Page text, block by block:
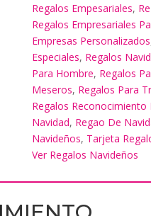
Regalos Empesariales,
Regalos Empresariales
Empresas Personalizados
Especiales, Regalos
Para Hombre, Regalos
Meseros, Regalos Para
Regalos Reconocimiento
Navidad, Regao De
Navideños, Tarjeta
Ver Regalos Navideños